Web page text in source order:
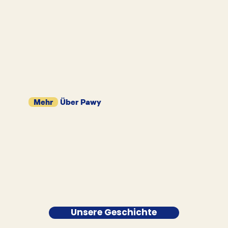
Mehr Über Pawy
Unsere Geschichte